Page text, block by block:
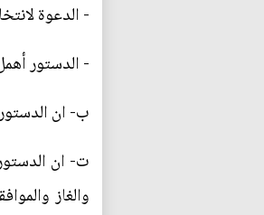
- الدعوة
- الدستور
ب‌- ان
ت‌- ان
والغاز